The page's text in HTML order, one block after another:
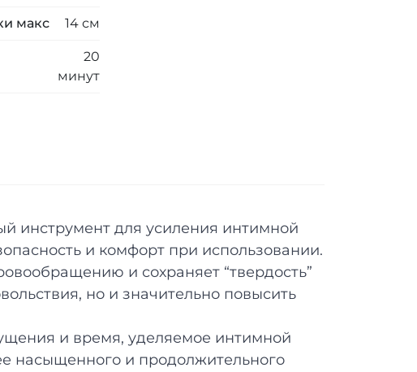
макс 14 см
20
минут
инструмент для усиления интимной
и комфорт при использовании.
и сохраняет “твердость”
но и значительно повысить
и время, уделяемое интимной
насыщенного и продолжительного